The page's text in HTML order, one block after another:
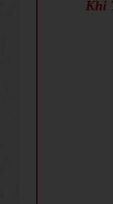
Khi